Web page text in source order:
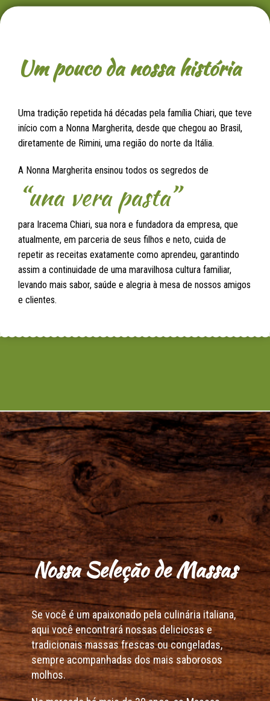
Um pouco da nossa história
Uma tradição repetida há décadas pela família Chiari, que teve
início com a Nonna Margherita, desde que chegou ao Brasil,
diretamente de Rimini, uma região do norte da Itália.
A Nonna Margherita ensinou todos os segredos de
“una vera pasta”
para Iracema Chiari, sua nora e fundadora da empresa, que
atualmente, em parceria de seus filhos e neto, cuida de
repetir as receitas exatamente como aprendeu, garantindo
assim a continuidade de uma maravilhosa cultura familiar,
levando mais sabor, saúde e alegria à mesa de nossos amigos
e clientes.
Nossa Seleção de Massas
Se você é um apaixonado pela culinária italiana,
aqui você encontrará nossas deliciosas e
tradicionais massas frescas ou congeladas,
sempre acompanhadas dos mais saborosos
molhos.